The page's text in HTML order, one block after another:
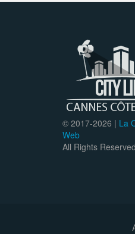
© 2017-2026 | La
Web
All Rights Reserved